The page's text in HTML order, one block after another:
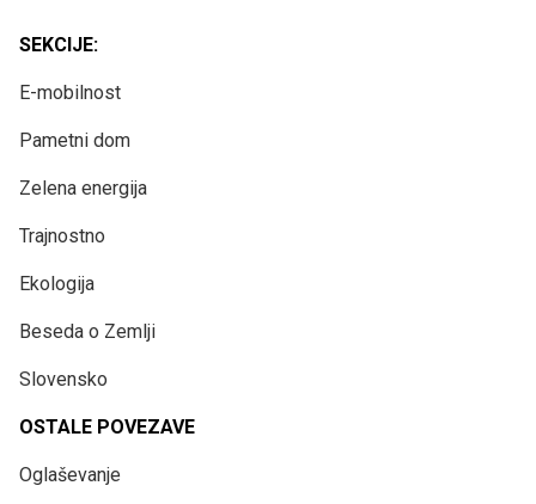
SEKCIJE:
E-mobilnost
Pametni dom
Zelena energija
Trajnostno
Ekologija
Beseda o Zemlji
Slovensko
OSTALE POVEZAVE
Oglaševanje